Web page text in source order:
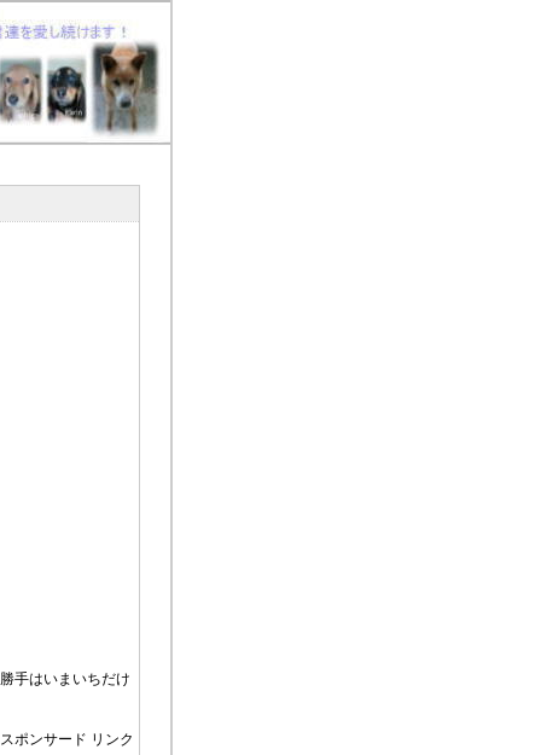
手はいまいちだけ
スポンサード リンク